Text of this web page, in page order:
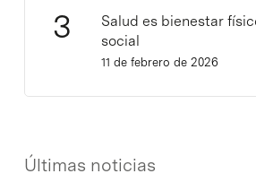
Salud es bienestar
social
11 de febrero de 2026
Últimas noticias